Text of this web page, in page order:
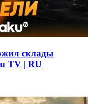
склады
TV | RU